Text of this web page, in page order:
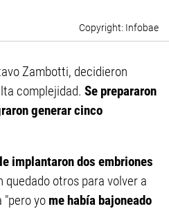
Infobae
Zambotti, decidieron
complejidad. Se prepararon
generar cinco
le implantaron dos embriones
quedado otros para volver a
yo me había bajoneado